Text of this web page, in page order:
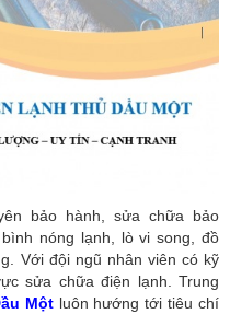
bảo hành, sửa chữa bảo
nóng lạnh, lò vi song, đồ
Với đội ngũ nhân viên có kỹ
sửa chữa điện lạnh. Trung
Mộtluôn hướng tới tiêu chí